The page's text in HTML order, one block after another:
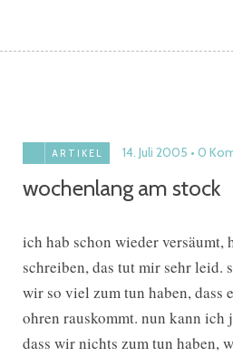
ARTIKEL 14. Juli 2005 0
wochenlang am stock
ich hab schon wieder versäumt,
schreiben, das tut mir sehr leid.
wir so viel zum tun haben, dass
ohren rauskommt. nun kann
dass wir nichts zum tun haben,